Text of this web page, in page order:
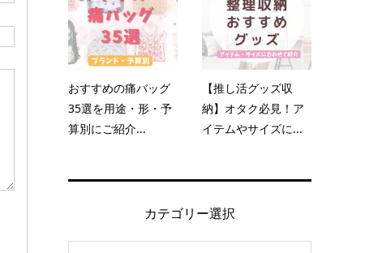
おすすめの痛バッグ
35選を用途・形・予
算別にご紹介...
【推し活グッズ収
納】オタク必見！ア
イテムやサイズに...
カテゴリー選択